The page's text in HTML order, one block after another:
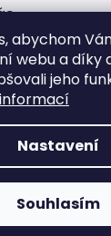
abychom
webu a díky
jeho
Nastavení
Souhlasím
údajů
Vytvořil
.